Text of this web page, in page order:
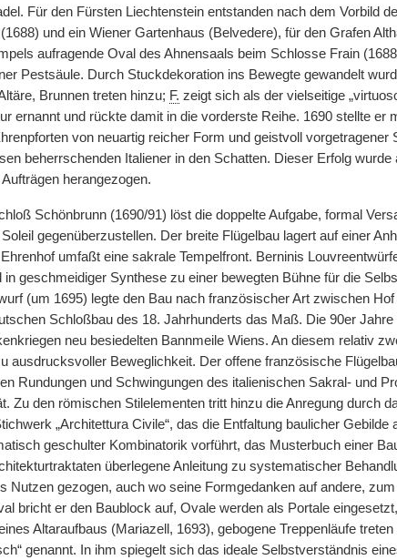
Für den Fürsten Liechtenstein entstanden nach dem Vorbild
und ein Wiener Gartenhaus (Belvedere), für den Grafen
aufragende Oval des Ahnensaals beim Schlosse Frain
Pestsäule. Durch Stuckdekoration ins Bewegte gewandelt
Brunnen treten hinzu; F. zeigt sich als der vielseitige
ernannt und rückte damit in die vorderste Reihe. 1690 stellte er
von neuartig reicher Form und geistvoll vorgetragener
beherrschenden Italiener in den Schatten. Dieser Erfolg wurde
herangezogen.
Schönbrunn (1690/91) löst die doppelte Aufgabe, formal
gegenüberzustellen. Der breite Flügelbau lagert auf einer
umfaßt eine sakrale Tempelfront. Berninis
geschmeidiger Synthese zu einer bewegten Bühne für die
(um 1695) legte den Bau nach französischer Art zwischen
Schloßbau des 18. Jahrhunderts das Maß. Die 90er
neu besiedelten Bannmeile Wiens. An diesem relativ
ausdrucksvoller Beweglichkeit. Der offene französische
Rundungen und Schwingungen des italienischen Sakral- und
Zu den römischen Stilelementen tritt hinzu die Anregung durch
„Architettura Civile“, das die Entfaltung baulicher Gebilde
geschulter Kombinatorik vorführt, das Musterbuch einer
überlegene Anleitung zu systematischer
Nutzen gezogen, auch wo seine Formgedanken auf andere,
bricht er den Baublock auf, Ovale werden als Portale
Altaraufbaus (Mariazell, 1693), gebogene Treppenläufe
genannt. In ihm spiegelt sich das ideale Selbstverständnis